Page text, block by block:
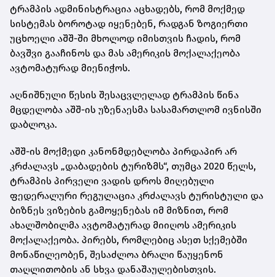
ტრამპის ადმინისტრაცია აცხადებს, რომ მოქმედ
სისტემას ბოროტად იყენებენ, რადგან ზოგიერთი
უცხოელი აშშ-ში მხოლოდ იმისთვის ჩადის, რომ
ბავშვი გააჩინოს და მას ამერიკის მოქალაქეობა
ავტომატურად მიენიჭოს.
აღნიშნული წესის შესაცვლელად ტრამპის წინა
მცდელობა აშშ-ის უზენაესმა სასამართლომ ივნისში
დაბლოკა.
აშშ-ის მოქმედი კანონმდებლობა პირდაპირ არ
კრძალავს „დაბადების ტურიზმს“, თუმცა 2020 წელს,
ტრამპის პირველი ვადის დროს მიღებული
ფედერალური რეგულაცია კრძალავს ტურისტული და
ბიზნეს ვიზების გამოყენებას იმ მიზნით, რომ
ახალშობილმა ავტომატურად მიიღოს ამერიკის
მოქალაქეობა. პირებს, რომლებიც ასეთ სქემებში
მონაწილეობენ, შესაძლოა ბრალი წაუყენონ
თაღლითობის ან სხვა დანაშაულებისთვის.